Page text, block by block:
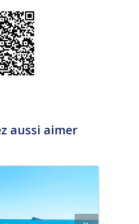
aussi aimer